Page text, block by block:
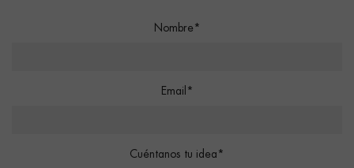
Nombre*
Email*
Cuéntanos tu idea*